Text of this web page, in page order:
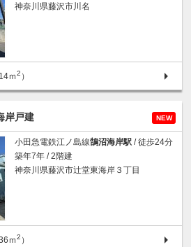
神奈川県藤沢市川名
ｍ2 ）
岸戸建 NEW
小田急電鉄江ノ島線鵠沼海岸駅 / 徒歩24分
築年7年 / 2階建
神奈川県藤沢市辻堂東海岸３丁目
ｍ2 ）